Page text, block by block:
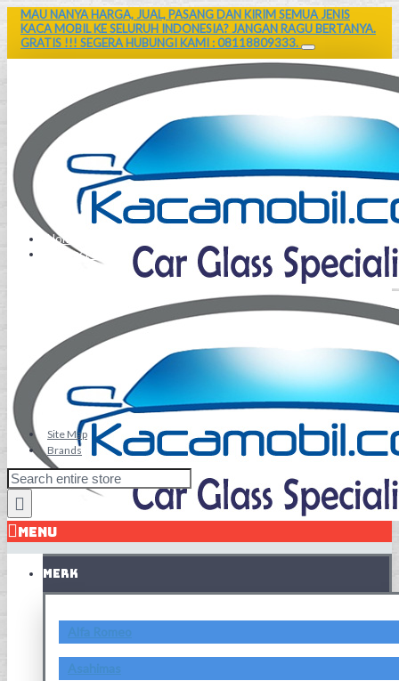
MAU NANYA HARGA, JUAL, PASANG DAN KIRIM SEMUA JENIS
KACA MOBIL KE SELURUH INDONESIA? JANGAN RAGU BERTANYA.
GRATIS !!! SEGERA HUBUNGI KAMI : 08118809333.
Home
Contact Us
Site Map
Brands
MENU
MERK
Alfa Romeo
Asahimas